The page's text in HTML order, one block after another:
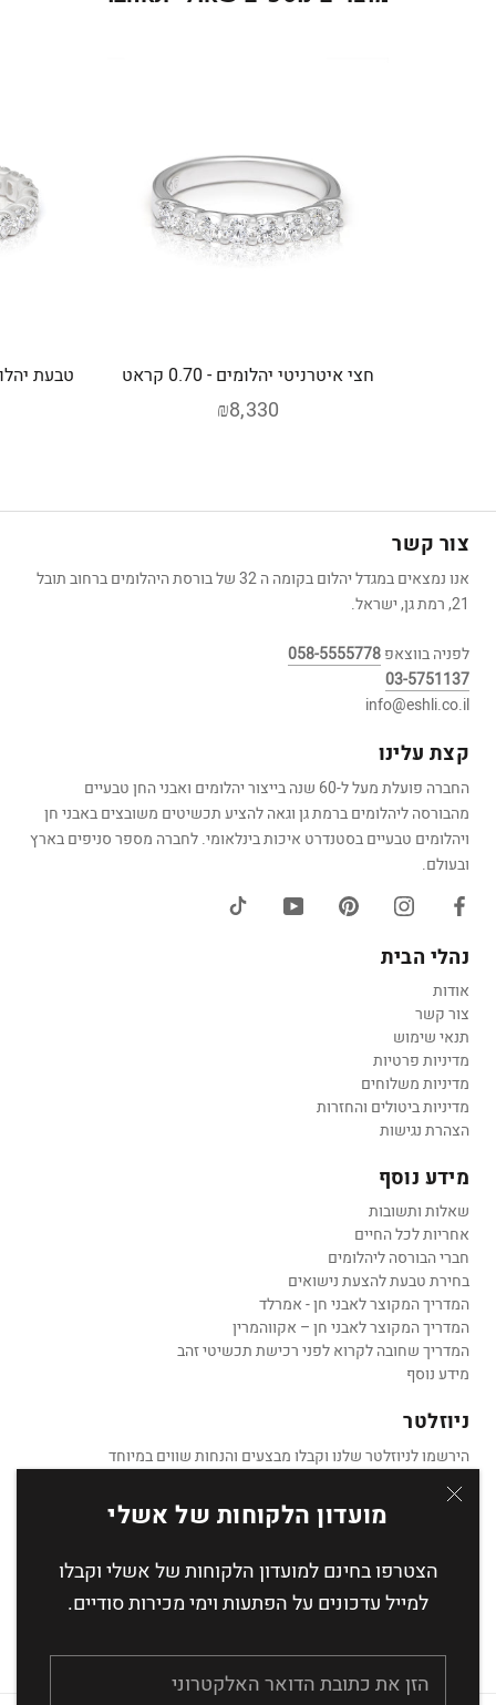
מועדון הלקוחות של אשלי
הצטרפו בחינם למועדון הלקוחות של אשלי וקבלו
למייל עדכונים על הפתעות וימי מכירות סודיים.
חצי איטרניטי יהלומים - 0.70 קראט
₪8,330
טבעת
צור קשר
אנו נמצאים במגדל יהלום בקומה ה 32 של בורסת היהלומים ברחוב תובל
21, רמת גן, ישראל.
לפניה בווצאפ058-5555778
03-5751137
info@eshli.co.il
קצת עלינו
החברה פועלת מעל ל-60 שנה בייצור יהלומים ואבני החן טבעיים
מהבורסה ליהלומים ברמת גן וגאה להציע תכשיטים משובצים באבני חן
ויהלומים טבעיים בסטנדרט איכות בינלאומי. לחברה מספר סניפים בארץ
ובעולם.
נהלי הבית
אודות
צור קשר
תנאי שימוש
מדיניות פרטיות
מדיניות משלוחים
מדיניות ביטולים והחזרות
הצהרת נגישות
מידע נוסף
שאלות ותשובות
אחריות לכל החיים
חברי הבורסה ליהלומים
בחירת טבעת להצעת נישואים
המדריך המקוצר לאבני חן - אמרלד
המדריך המקוצר לאבני חן – אקווהמרין
המדריך שחובה לקרוא לפני רכישת תכשיטי זהב
מידע נוסף
ניוזלטר
הירשמו לניוזלטר שלנו וקבלו מבצעים והנחות שווים במיוחד
הצטרף